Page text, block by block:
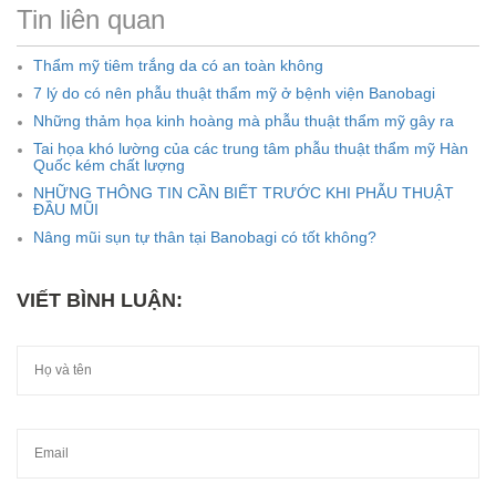
Tin liên quan
Thẩm mỹ tiêm trắng da có an toàn không
7 lý do có nên phẫu thuật thẩm mỹ ở bệnh viện Banobagi
Những thảm họa kinh hoàng mà phẫu thuật thẩm mỹ gây ra
Tai họa khó lường của các trung tâm phẫu thuật thẩm mỹ Hàn
Quốc kém chất lượng
NHỮNG THÔNG TIN CẦN BIẾT TRƯỚC KHI PHẪU THUẬT
ĐẦU MŨI
Nâng mũi sụn tự thân tại Banobagi có tốt không?
VIẾT BÌNH LUẬN: